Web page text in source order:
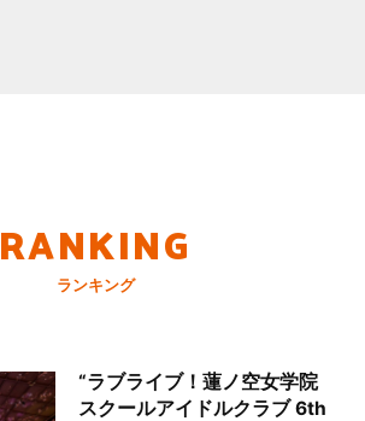
RANKING
ランキング
“ラブライブ！蓮ノ空女学院
スクールアイドルクラブ 6th